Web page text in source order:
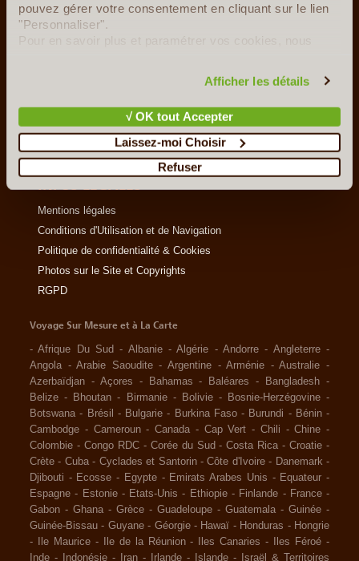
pouvez gérer votre consentement en cliquant sur le lien
"Personnaliser".
Pour en savoir plus et paramétrer vos cookies, nous
Afficher les détails
√ OK tout Accepter
Laissez-moi Choisir
Refuser
Notre Charte
Le Voyage en Direct... c'est quoi ?
UTILES
F.A.Q
Ils nous aident
Contacts
Mentions légales
Conditions d'Utilisation et de Navigation
Politique de confidentialité & Cookies
Photos sur le Site et Copyrights
RGPD
Voyage Sur Mesure et à La Carte
-Afrique Du Sud - Albanie -Algérie -Andorre - Angleterre -
Angola -Arabie Saoudite -Argentine -Arménie -Australie -
Azerbaïdjan - Açores - Bahamas - Baléares - Bangladesh -
Belize - Bhoutan - Birmanie - Bolivie - Bosnie-Herzégovine -
Botswana - Brésil - Bulgarie - Burkina Faso - Burundi - Bénin -
Cambodge - Cameroun - Canada - Cap Vert - Chili -Chine -
Colombie - Congo RDC - Corée du Sud -Costa Rica -Croatie -
Crète - Cuba - Cyclades et Santorin -Côte d'Ivoire - Danemark -
Djibouti - Ecosse - Egypte - Emirats Arabes Unis - Equateur -
Espagne - Estonie - Etats-Unis - Ethiopie - Finlande - France -
Gabon - Ghana - Grèce - Guadeloupe - Guatemala - Guinée -
Guinée-Bissau - Guyane - Géorgie - Hawaï - Honduras - Hongrie
-
Ile Maurice - Ile de la Réunion - Iles Canaries - Iles Féroé -
Inde - Indonésie - Iran - Irlande - Islande - Israël & Territoires